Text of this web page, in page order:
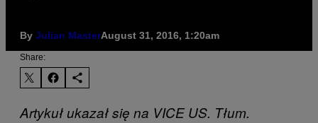
By Julian MasterAugust 31, 2016, 1:20am
Share:
Artykuł ukazał się na VICE US. Tłum.